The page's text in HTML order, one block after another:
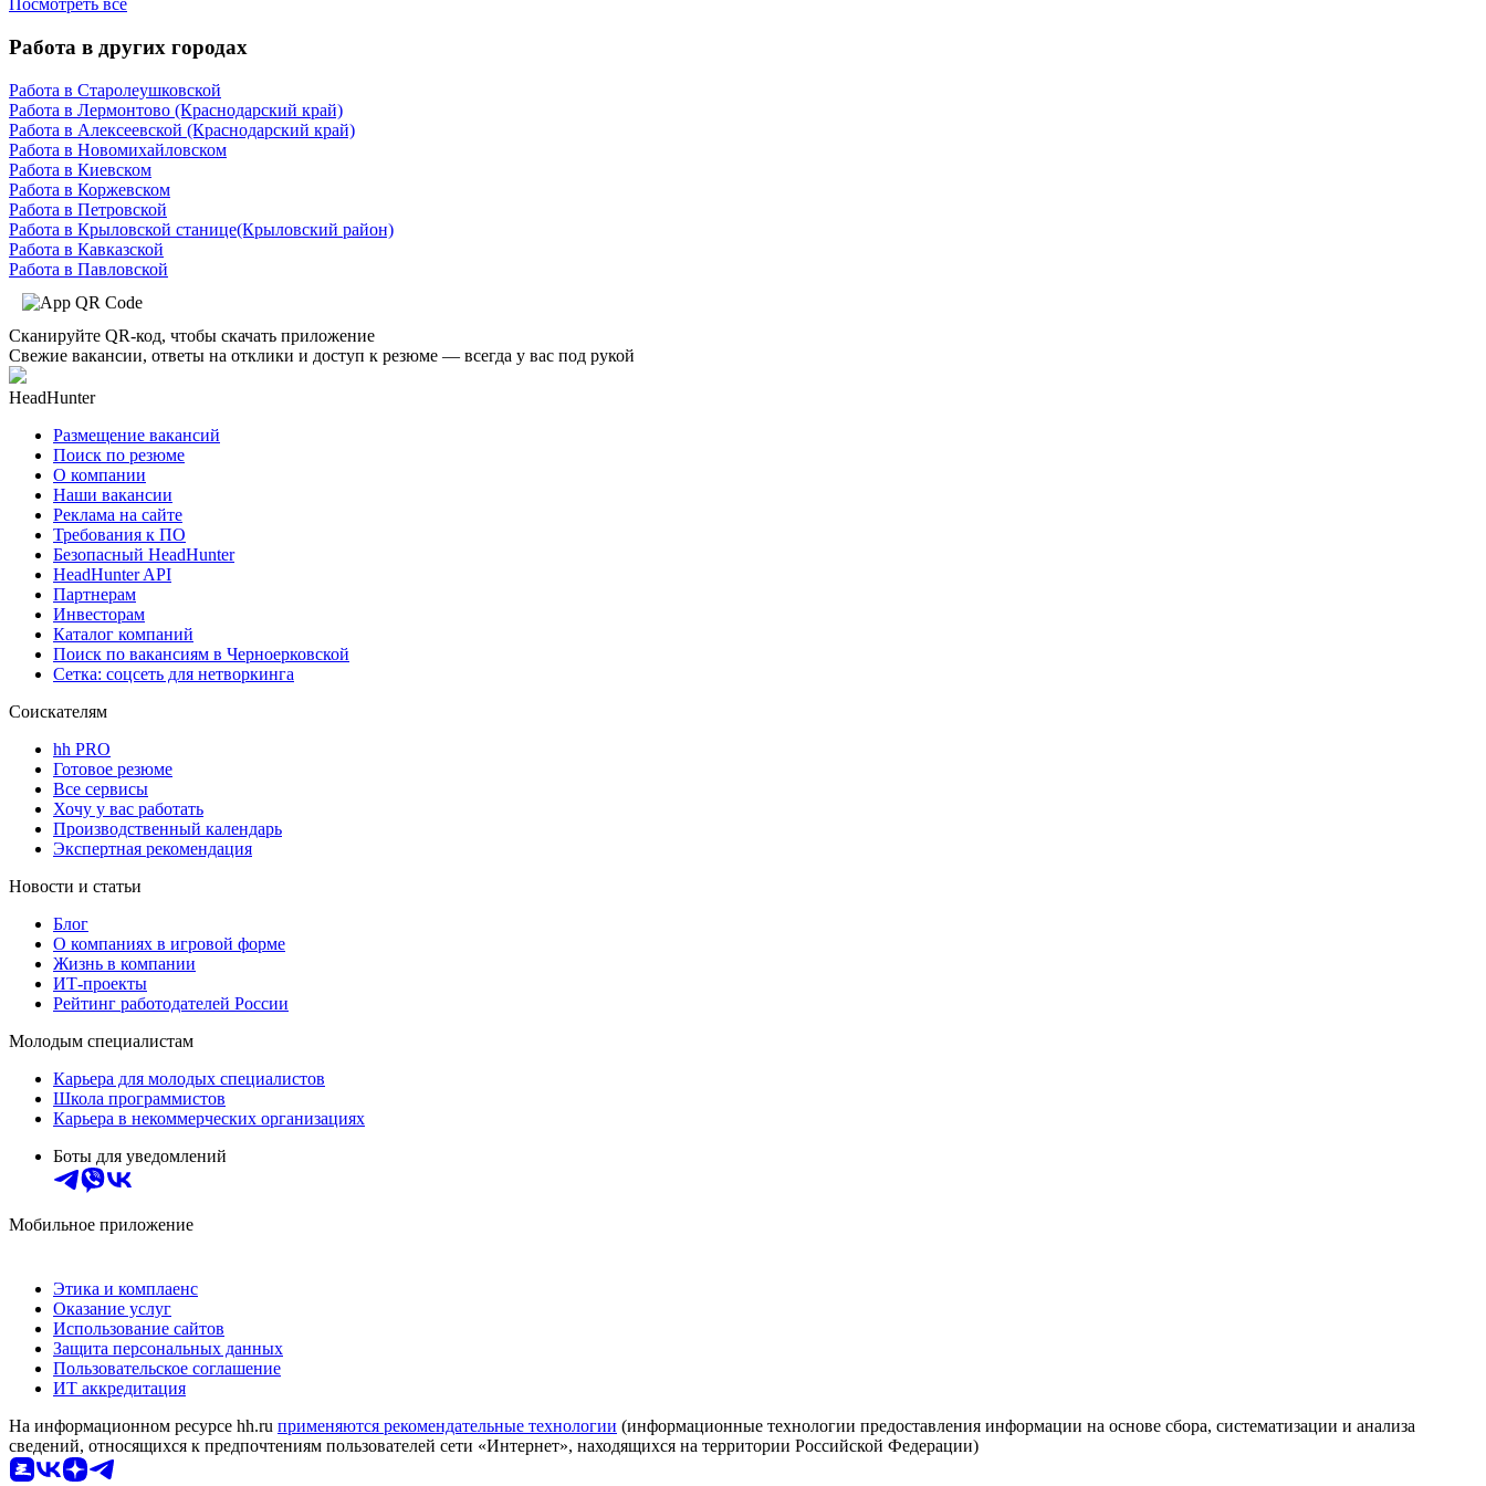
Посмотреть все
Работа в других городах
Работа в Старолеушковской
Работа в Лермонтово (Краснодарский край)
Работа в Алексеевской (Краснодарский край)
Работа в Новомихайловском
Работа в Киевском
Работа в Коржевском
Работа в Петровской
Работа в Крыловской станице(Крыловский район)
Работа в Кавказской
Работа в Павловской
Сканируйте QR-код, чтобы скачать приложение
Свежие вакансии, ответы на отклики и доступ к резюме — всегда у вас под рукой
HeadHunter
Размещение вакансий
Поиск по резюме
О компании
Наши вакансии
Реклама на сайте
Требования к ПО
Безопасный HeadHunter
HeadHunter API
Партнерам
Инвесторам
Каталог компаний
Поиск по вакансиям в Черноерковской
Сетка: соцсеть для нетворкинга
Соискателям
hh PRO
Готовое резюме
Все сервисы
Хочу у вас работать
Производственный календарь
Экспертная рекомендация
Новости и статьи
Блог
О компаниях в игровой форме
Жизнь в компании
ИТ-проекты
Рейтинг работодателей России
Молодым специалистам
Карьера для молодых специалистов
Школа программистов
Карьера в некоммерческих организациях
Боты для уведомлений
Мобильное приложение
Этика и комплаенс
Оказание услуг
Использование сайтов
Защита персональных данных
Пользовательское соглашение
ИТ аккредитация
На информационном ресурсе hh.ru применяются рекомендательные технологии (информационные технологии предоставления информации на основе сбора, систематизации и анализа
сведений, относящихся к предпочтениям пользователей сети «Интернет», находящихся на территории Российской Федерации)